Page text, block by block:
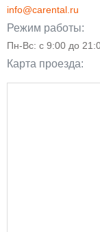
info@carental.ru
Режим работы:
Пн-Вс: с 9:00 до
Карта проезда: